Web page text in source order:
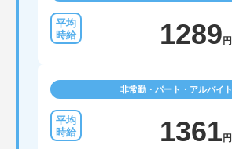
1289 円
非常勤・パート・アルバイト
1361 円